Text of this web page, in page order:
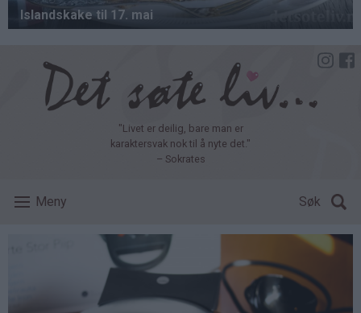
"Livet er deilig, bare man er
karaktersvak nok til å nyte det."
– Sokrates
Meny Søk